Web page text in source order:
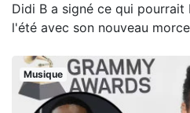
Didi B a signé ce qui
l'été avec son nouveau
Musique